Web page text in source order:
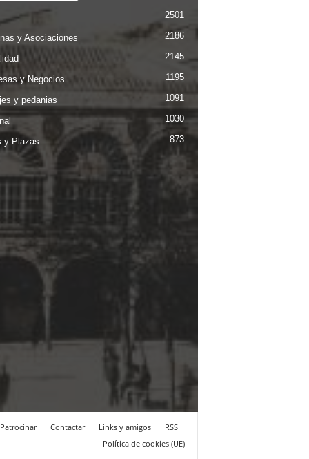
2501
y Asociaciones 2186
2145
y Negocios 1195
y pedanias 1091
1030
y Plazas 873
Patrocinar Contactar Links y amigos
RSS
Política de cookies (UE)